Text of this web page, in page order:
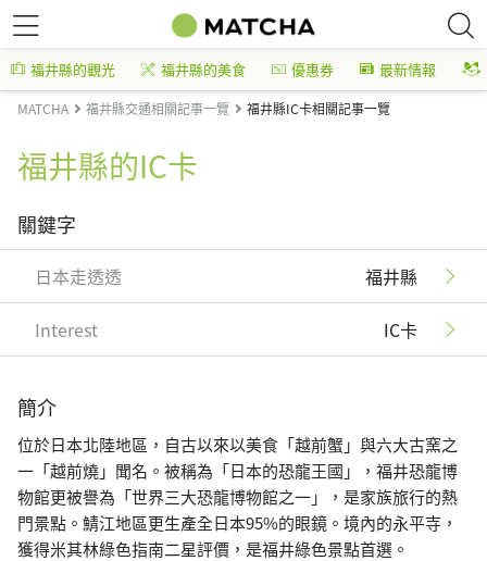
福井縣的觀光 福井縣的美食 優惠券 最新情報
MATCHA 福井縣交通相關記事一覽 福井縣IC卡相關記事一覽
福井縣的IC卡
關鍵字
日本走透透 福井縣
Interest IC卡
簡介
位於日本北陸地區，自古以來以美食「越前蟹」與六大古窯之
一「越前燒」聞名。被稱為「日本的恐龍王國」，福井恐龍博
物館更被譽為「世界三大恐龍博物館之一」，是家族旅行的熱
門景點。鯖江地區更生產全日本95%的眼鏡。境內的永平寺，
獲得米其林綠色指南二星評價，是福井綠色景點首選。